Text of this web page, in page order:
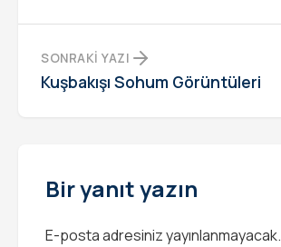
SONRAKI YAZI
Kuşbakışı Sohum Görüntüleri
Bir yanıt yazın
E-posta adresiniz yayınlanmayacak.